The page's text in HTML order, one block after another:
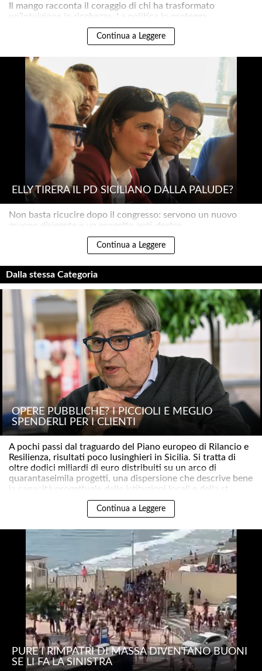
Il mango racconta il coraggio di chi ha trasformato
un’intuizione in ricchezza. La politica lo protegga..
Continua a Leggere
ELLY TIRERÀ IL PD SICILIANO DALLA PALUDE?
Non basta ricucire dopo il congresso: servono un nuovo
gruppo dirigente e un progetto anti-destre..
Continua a Leggere
Dalla stessa Categoria
OPERE PUBBLICHE? I PICCIOLI È MEGLIO
SPENDERLI PER I CLIENTI
A pochi passi dal traguardo del Piano europeo di Rilancio e
Resilienza, risultati poco lusinghieri in Sicilia. Si tratta di
oltre dodici miliardi di euro distribuiti su un arco di
quarantaseimila progetti, una dispersione che descrive bene
la capacità progettuale delle istituzioni locali e della st..
Continua a Leggere
PURE I RIMPATRI DI MASSA DIVENTANO BUONI
SE LI FA LA SINISTRA